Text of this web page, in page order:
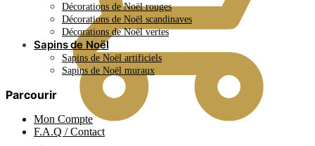
Décorations de Noël rouges
Décorations de Noël scandinaves
Décorations de Noël vertes
Sapins de Noël
Sapins de Noël artificiels
Sapins de Noël muraux
Parcourir
Mon Compte
F.A.Q / Contact